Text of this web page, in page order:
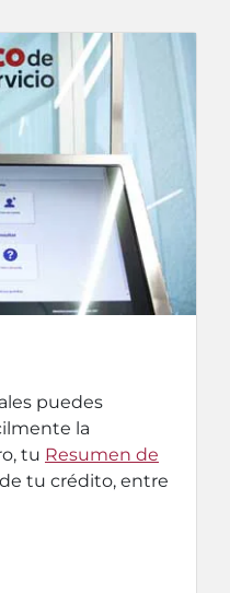
puedes
la
tu Resumen de
tu crédito, entre